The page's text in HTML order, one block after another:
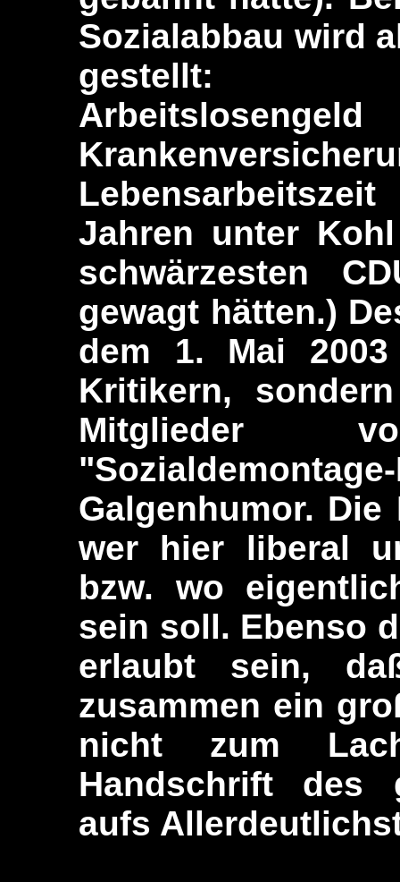
Sozialabbau wird
gestellt:
Jahren unter
schwärzesten
gewagt hätten.)
dem 1. Mai
Kritikern,
Mitglieder
Galgenhumor. Die
wer hier liberal
bzw. wo
sein soll. Ebenso
erlaubt sein,
zusammen ein
nicht zum
Handschrift des
aufs